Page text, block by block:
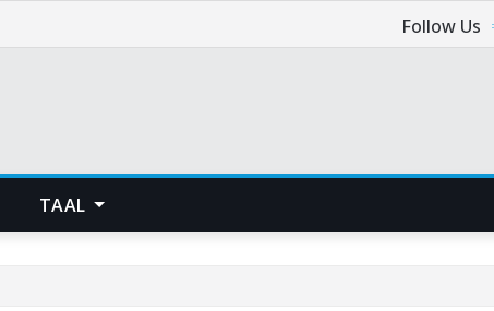
Follow Us
TAAL